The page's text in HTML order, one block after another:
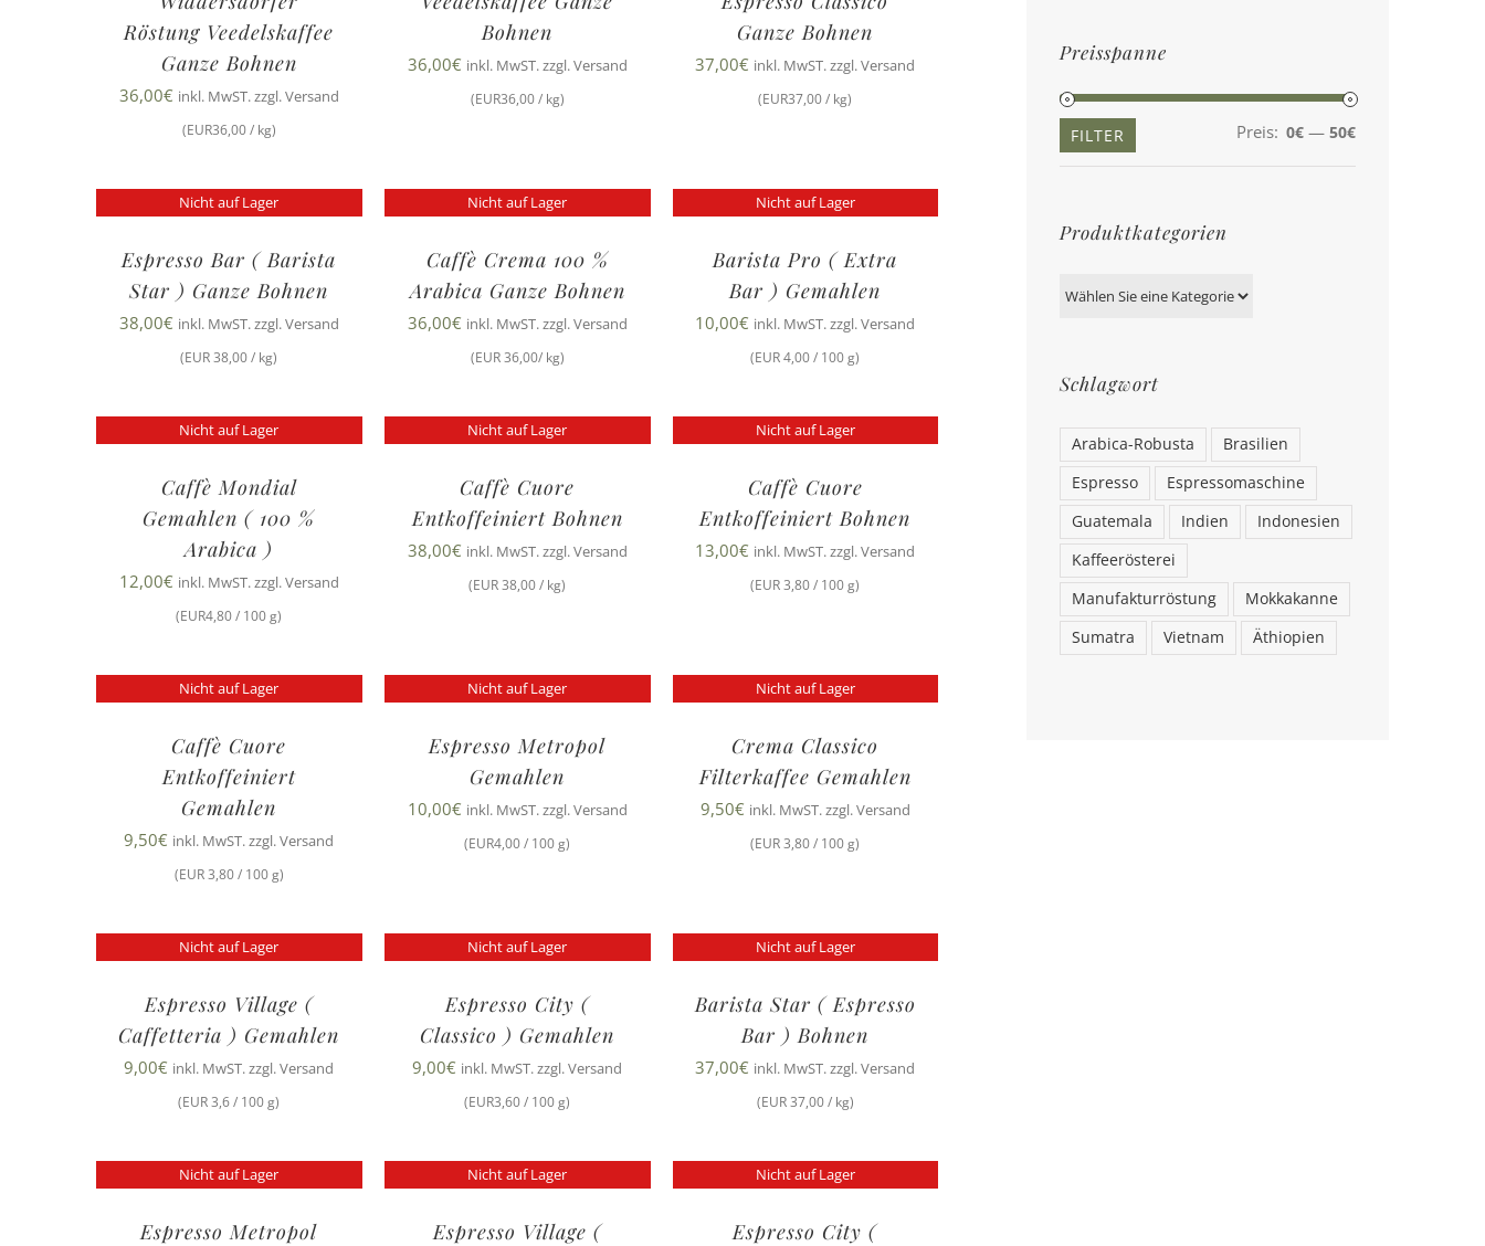
Röstung Veedelskaffee
Ganze Bohnen
36,00€ inkl. MwST. zzgl. Versand
(EUR36,00 / kg)
Bohnen
36,00€ inkl. MwST. zzgl. Versand
(EUR36,00 / kg)
Ganze Bohnen
37,00€ inkl. MwST. zzgl. Versand
(EUR37,00 / kg)
Nicht auf Lager
Espresso Bar ( Barista
Star ) Ganze Bohnen
38,00€ inkl. MwST. zzgl. Versand
(EUR 38,00 / kg)
Nicht auf Lager
Caffè Crema 100 %
Arabica Ganze Bohnen
36,00€ inkl. MwST. zzgl. Versand
(EUR 36,00/ kg)
Nicht auf Lager
Barista Pro ( Extra
Bar ) Gemahlen
10,00€ inkl. MwST. zzgl. Versand
(EUR 4,00 / 100 g)
Nicht auf Lager
Caffè Mondial
Gemahlen ( 100 %
Arabica )
12,00€ inkl. MwST. zzgl. Versand
(EUR4,80 / 100 g)
Nicht auf Lager
Caffè Cuore
Entkoffeiniert Bohnen
38,00€ inkl. MwST. zzgl. Versand
(EUR 38,00 / kg)
Nicht auf Lager
Caffè Cuore
Entkoffeiniert Bohnen
13,00€ inkl. MwST. zzgl. Versand
(EUR 3,80 / 100 g)
Nicht auf Lager
Caffè Cuore
Entkoffeiniert
Gemahlen
9,50€ inkl. MwST. zzgl. Versand
(EUR 3,80 / 100 g)
Nicht auf Lager
Espresso Metropol
Gemahlen
10,00€ inkl. MwST. zzgl. Versand
(EUR4,00 / 100 g)
Nicht auf Lager
Crema Classico
Filterkaffee Gemahlen
9,50€ inkl. MwST. zzgl. Versand
(EUR 3,80 / 100 g)
Nicht auf Lager
Espresso Village (
Caffetteria ) Gemahlen
9,00€ inkl. MwST. zzgl. Versand
(EUR 3,6 / 100 g)
Nicht auf Lager
Espresso City (
Classico ) Gemahlen
9,00€ inkl. MwST. zzgl. Versand
(EUR3,60 / 100 g)
Nicht auf Lager
Barista Star ( Espresso
Bar ) Bohnen
37,00€ inkl. MwST. zzgl. Versand
(EUR 37,00 / kg)
Nicht auf Lager
Espresso Metropol
Nicht auf Lager
Espresso Village (
Nicht auf Lager
Espresso City (
Preisspanne
Min.
Preis
Max.
Preis
FILTER Preis: 0€ — 50€
Produktkategorien
Schlagwort
Arabica-Robusta
Brasilien
Espresso
Espressomaschine
Guatemala
Indien
Indonesien
Kaffeerösterei
Manufakturröstung
Mokkakanne
Sumatra
Vietnam Äthiopien